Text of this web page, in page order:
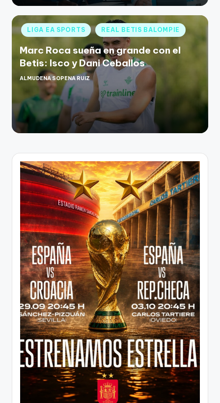
LIGA EA SPORTS REAL BETIS BALOMPIE
Marc Roca sueña en grande con el
Betis: Isco y Dani Ceballos
ALMUDENA SOPENA RUIZ